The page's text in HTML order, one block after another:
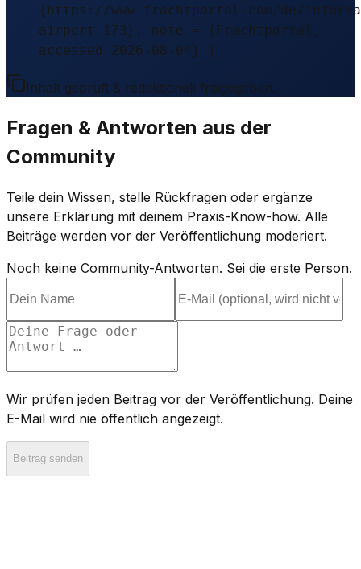
{https://www.frachtportal.com/de/
airport-173}, note = {Frachtportal,
accessed 2026-08-04} }
Inhalt geprüft & redaktionell freigegeben.
Fragen & Antworten aus der
Community
Teile dein Wissen, stelle Rückfragen oder ergänze
unsere Erklärung mit deinem Praxis-Know-how. Alle
Beiträge werden vor der Veröffentlichung moderiert.
Noch keine Community-Antworten. Sei die erste Person.
Wir prüfen jeden Beitrag vor der Veröffentlichung. Deine
E-Mail wird nie öffentlich angezeigt.
Beitrag senden